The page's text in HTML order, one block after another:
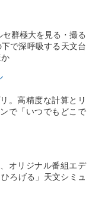
セ群極大を見る・撮る
で深呼吸する天文台
。高精度な計算とリ
で「いつでもどこで
オリジナル番組エデ
ろげる」天文シミュ